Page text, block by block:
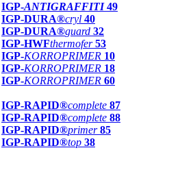
IGP-ANTIGRAFFITI49
IGP-DURA®cryl 40
IGP-DURA®guard 32
IGP-HWFthermofer 53
IGP-KORROPRIMER 10
IGP-KORROPRIMER 18
IGP-KORROPRIMER 60
IGP-RAPID®complete 87
IGP-RAPID®complete 88
IGP-RAPID®primer 85
IGP-RAPID®top 38